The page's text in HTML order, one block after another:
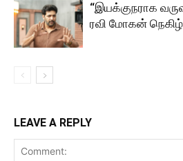
“இயக்குநராக
ரவி மோகன்
LEAVE A REPLY